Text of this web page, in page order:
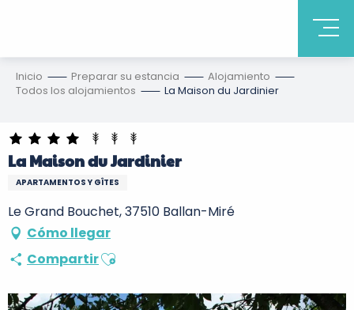
Inicio Preparar su estancia
Alojamiento
Todos los alojamientos
La Maison du Jardinier
La Maison du Jardinier
APARTAMENTOS Y GÎTES
Le Grand Bouchet, 37510 Ballan-Miré
Cómo llegar
CompartirAjouter aux favoris